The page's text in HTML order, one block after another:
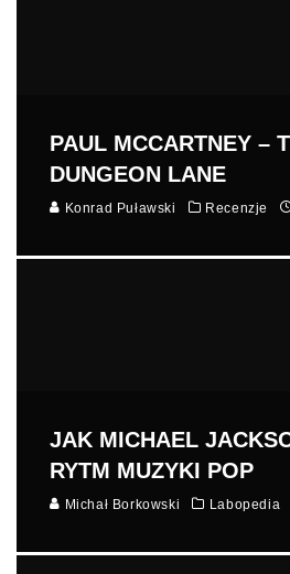
PAUL MCCARTNEY –
DUNGEON LANE
Konrad Puławski Recenzje
JAK MICHAEL
RYTM MUZYKI POP
Michał Borkowski Labopedia